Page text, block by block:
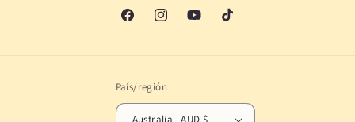
FacebookInstagramYouTubeTikTok
País/región